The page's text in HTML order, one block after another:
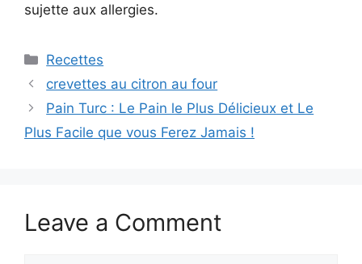
sujette aux allergies.
Categories
Recettes
crevettes au citron au four
Pain Turc : Le Pain le Plus Délicieux et Le
Plus Facile que vous Ferez Jamais !
Leave a Comment